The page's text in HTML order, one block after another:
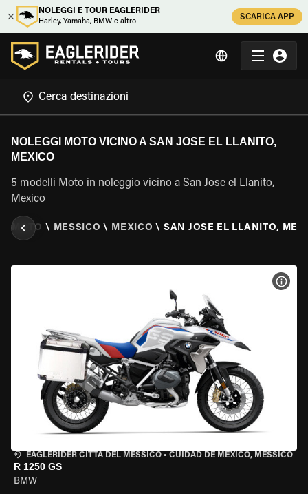
NOLEGGI E TOUR EAGLERIDER
Harley, Yamaha, BMW e altro
SCARICA APP
NOLEGGI MOTO VICINO A SAN JOSE EL LLANITO,
MEXICO
5 modelli Moto in noleggio vicino a San Jose el Llanito,
Mexico
MOTO \ MESSICO \ MEXICO \ SAN JOSE EL LLANITO,
EAGLERIDER CITTÀ DEL MESSICO • CUIDAD DE MEXICO, MESSICO
R 1250 GS
BMW